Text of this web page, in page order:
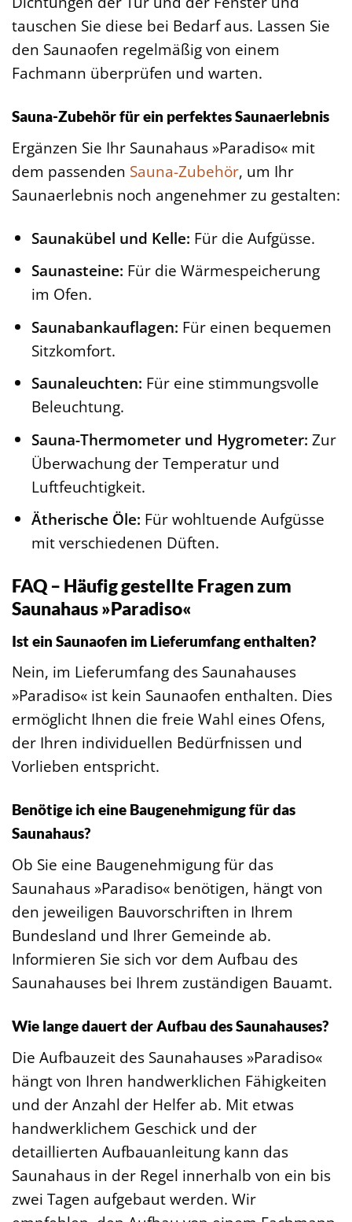
tauschen Sie diese bei Bedarf aus. Lassen Sie
den Saunaofen regelmäßig von einem
Fachmann überprüfen und warten.
Sauna-Zubehör für ein perfektes Saunaerlebnis
Ergänzen Sie Ihr Saunahaus »Paradiso« mit
dem passenden Sauna-Zubehör, um Ihr
Saunaerlebnis noch angenehmer zu gestalten:
Saunakübel und Kelle: Für die Aufgüsse.
Saunasteine: Für die Wärmespeicherung
im Ofen.
Saunabankauflagen: Für einen bequemen
Sitzkomfort.
Saunaleuchten: Für eine stimmungsvolle
Beleuchtung.
Sauna-Thermometer und Hygrometer: Zur
Überwachung der Temperatur und
Luftfeuchtigkeit.
Ätherische Öle: Für wohltuende Aufgüsse
mit verschiedenen Düften.
FAQ – Häufig gestellte Fragen zum
Saunahaus »Paradiso«
Ist ein Saunaofen im Lieferumfang enthalten?
Nein, im Lieferumfang des Saunahauses
»Paradiso« ist kein Saunaofen enthalten. Dies
ermöglicht Ihnen die freie Wahl eines Ofens,
der Ihren individuellen Bedürfnissen und
Vorlieben entspricht.
Benötige ich eine Baugenehmigung für das
Saunahaus?
Ob Sie eine Baugenehmigung für das
Saunahaus »Paradiso« benötigen, hängt von
den jeweiligen Bauvorschriften in Ihrem
Bundesland und Ihrer Gemeinde ab.
Informieren Sie sich vor dem Aufbau des
Saunahauses bei Ihrem zuständigen Bauamt.
Wie lange dauert der Aufbau des Saunahauses?
Die Aufbauzeit des Saunahauses »Paradiso«
hängt von Ihren handwerklichen Fähigkeiten
und der Anzahl der Helfer ab. Mit etwas
handwerklichem Geschick und der
detaillierten Aufbauanleitung kann das
Saunahaus in der Regel innerhalb von ein bis
zwei Tagen aufgebaut werden. Wir